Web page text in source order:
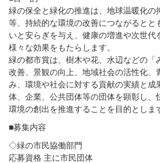
緑の保全と緑化の推進は、地球温暖化の
等、持続的な環境の改善につながるとと
いと安らぎを与え、健康の増進や次世代
様々な効果をもたらします。
緑の都市賞は、樹木や花、水辺などの「
改善、景観の向上、地域社会の活性化、
み、環境や社会に対する貢献の実績と成
体、企業、公共団体等の団体を顕彰し、
環境の創出を推進することを目的としま
■募集内容
◇緑の市民協働部門
応募資格 主に市民団体